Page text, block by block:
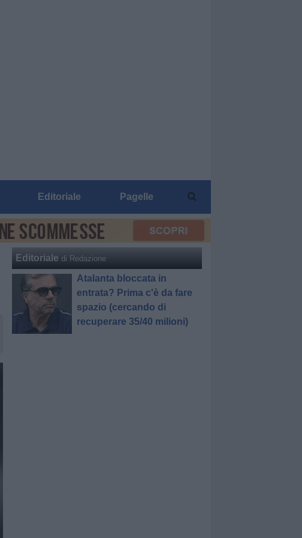
Editoriale Pagelle
Editoriale di Redazione
Atalanta bloccata in
entrata? Prima c'è da fare
spazio (cercando di
recuperare 35/40 milioni)